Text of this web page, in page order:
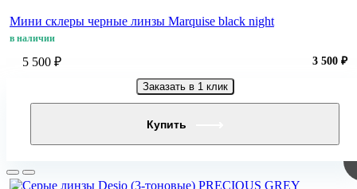
Мини склеры черные линзы Marquise black night
в наличии
5 500 ₽ 3 500 ₽
Заказать в 1 клик